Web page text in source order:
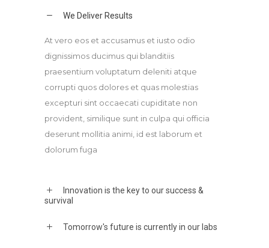
We Deliver Results
At vero eos et accusamus et iusto odio
dignissimos ducimus qui blanditiis
praesentium voluptatum deleniti atque
corrupti quos dolores et quas molestias
excepturi sint occaecati cupiditate non
provident, similique sunt in culpa qui officia
deserunt mollitia animi, id est laborum et
dolorum fuga
Innovation is the key to our success &
survival
Tomorrow's future is currently in our labs